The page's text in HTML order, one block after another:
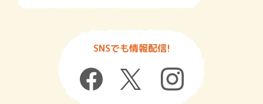
SNSでも情報配信!